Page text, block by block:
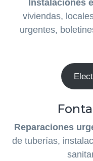
Instalaciones
viviendas,
urgentes,
Reparaciones
de tuberías,